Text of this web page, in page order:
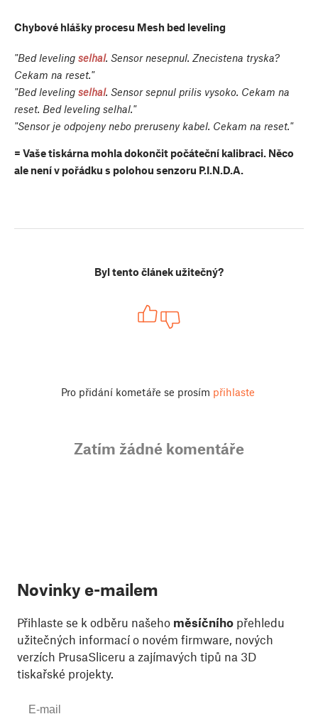
Chybové hlášky procesu Mesh bed leveling
"Bed leveling selhal. Sensor nesepnul. Znecistena tryska?
Cekam na reset."
"Bed leveling selhal. Sensor sepnul prilis vysoko. Cekam na
reset. Bed leveling selhal."
"Sensor je odpojeny nebo preruseny kabel. Cekam na reset."
= Vaše tiskárna mohla dokončit počáteční kalibraci. Něco
ale není v pořádku s polohou senzoru P.I.N.D.A.
Byl tento článek užitečný?
Pro přidání kometáře se prosím přihlaste
Zatím žádné komentáře
Novinky e-mailem
Přihlaste se k odběru našeho měsíčního přehledu
užitečných informací o novém firmware, nových
verzích PrusaSliceru a zajímavých tipů na 3D
tiskařské projekty.